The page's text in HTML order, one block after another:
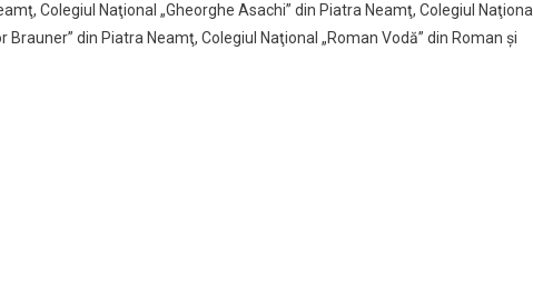
Colegiul Naţional „Gheorghe Asachi” din Piatra Neamţ, Colegiul Naţional
din Piatra Neamţ, Colegiul Naţional „Roman Vodă” din Roman şi